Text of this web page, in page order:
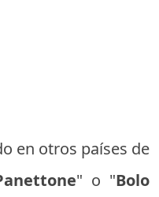
en otros países de
" o "Bolo